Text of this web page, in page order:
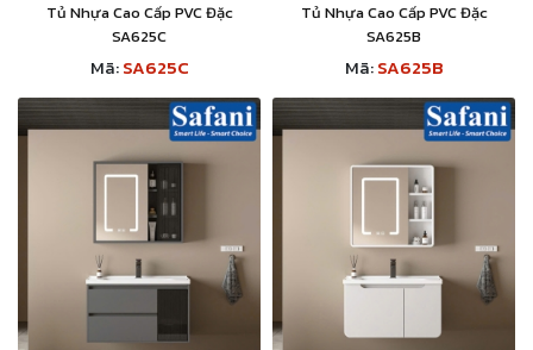
Tủ Nhựa Cao Cấp PVC Đặc
SA625C
Mã:SA625C
Tủ Nhựa Cao Cấp PVC Đặc
SA625B
Mã:SA625B